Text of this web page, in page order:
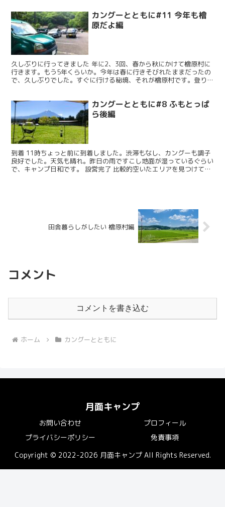
カングーとともに#11 今年も檜
原だよ編
久しぶりに行ってきました 年に2、3回、春から秋にかけて檜原村に
行きます。もう5年くらいか。今年は春に行きそびれたままだったの
で、久しぶりでした。すぐに行ける秘境、それが檜原村です。登り
カングーとともに#8 ふもとっぱ
ら後編
到着 11時ちょっと前に到着しました。渋滞もなし、カングーも調子
良好でした。天気も晴れ。昨日の雨ですこし地面が湿っているぐらい
で、キャンプ日和です。 設営完了 比較的空いたエリアを見つけて、
田舎暮らしがしたい 檜原村編
コメント
コメントを書き込む
ホーム カングーとともに
月面キャンプ
お問い合わせ
プロフィール
プライバシーポリシー
免責事項
Copyright © 2022-2026 月面キャンプ All Rights Reserved.